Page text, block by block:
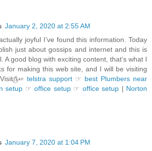
January 2, 2020 at 2:55 AM
joyful I’ve found this information. Today
just about gossips and internet and this is
A good blog with exciting content, that’s what I
for making this web site, and I will be visiting
telstra support ☞ best Plumbers near
setup ☞office setup☞ office setup | Norton
January 7, 2020 at 1:04 PM